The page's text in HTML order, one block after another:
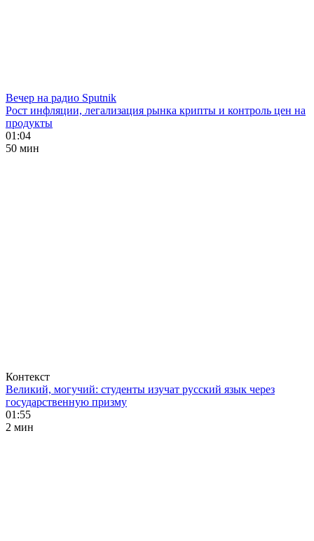
Вечер на радио Sputnik
Рост инфляции, легализация рынка крипты и контроль цен на
продукты
01:04
50 мин
Контекст
Великий, могучий: студенты изучат русский язык через
государственную призму
01:55
2 мин